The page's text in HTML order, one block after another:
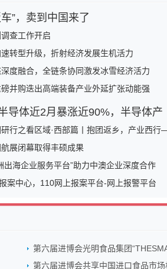
”，卖到中国来了
查工作开启
转型升级，折射经济发展生机活力
度融合，全链条协同激发冰雪经济活力
并购迭出高端装备产业外延扩张动能强
导体近2月暴涨近90%，半导体产
行之看区域·西部篇丨抱团返乡，产业西
展闭幕取得丰硕成果
出海企业服务平台”助力中澳企业深度合作
案中心，110网上报案平台-网上报警平台
第六届进博会光明食品集团
第六届进博会共享中国进口食品市